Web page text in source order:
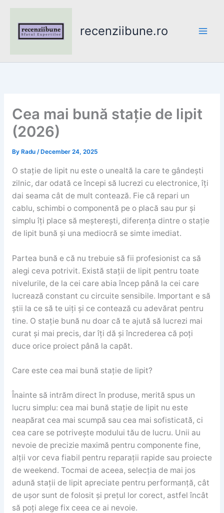
content
recenziibune.ro
Cea mai bună stație de lipit
(2026)
By Radu / December 24, 2025
O stație de lipit nu este o unealtă la care te gândești
zilnic, dar odată ce începi să lucrezi cu electronice, îți
dai seama cât de mult contează. Fie că repari un
cablu, schimbi o componentă pe o placă sau pur și
simplu îți place să meșterești, diferența dintre o stație
de lipit bună și una mediocră se simte imediat.
Partea bună e că nu trebuie să fii profesionist ca să
alegi ceva potrivit. Există stații de lipit pentru toate
nivelurile, de la cei care abia încep până la cei care
lucrează constant cu circuite sensibile. Important e să
știi la ce să te uiți și ce contează cu adevărat pentru
tine. O stație bună nu doar că te ajută să lucrezi mai
curat și mai precis, dar îți dă și încrederea că poți
duce orice proiect până la capăt.
Care este cea mai bună stație de lipit?
Înainte să intrăm direct în produse, merită spus un
lucru simplu: cea mai bună stație de lipit nu este
neapărat cea mai scumpă sau cea mai sofisticată, ci
cea care se potrivește modului tău de lucru. Unii au
nevoie de precizie maximă pentru componente fine,
alții vor ceva fiabil pentru reparații rapide sau proiecte
de weekend. Tocmai de aceea, selecția de mai jos
adună stații de lipit apreciate pentru performanță, cât
de ușor sunt de folosit și prețul lor corect, astfel încât
să poți alege fix ceea ce ai nevoie.